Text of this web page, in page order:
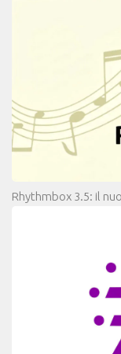
Rhythmbox 3.5: il